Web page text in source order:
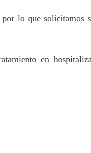
lo que solicitamos
en